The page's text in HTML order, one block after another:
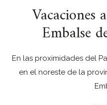
Vacaciones
Embalse
En las proximidades del
en el noreste de la